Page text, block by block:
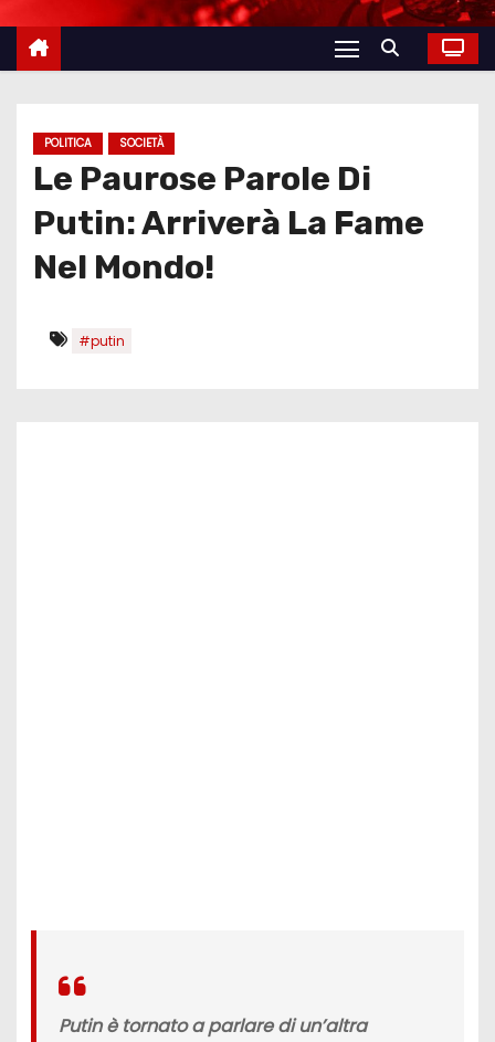
POLITICA SOCIETÀ
Le Paurose Parole Di
Putin: Arriverà La Fame
Nel Mondo!
#putin
Putin è tornato a parlare di un’altra